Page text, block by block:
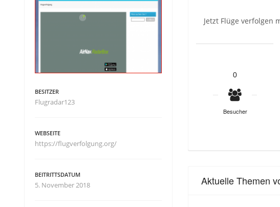
Jetzt Flüge verfolgen
0
Besucher
Aktuelle Themen
BESITZER
Flugradar123
WEBSEITE
https://flugverfolgung.org/
BEITRITTSDATUM
5. November 2018